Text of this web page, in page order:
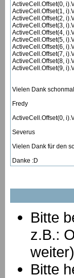
ActiveCell.Offset(0,
ActiveCell.Offset(1,
ActiveCell.Offset(2,
ActiveCell.Offset(3,
ActiveCell.Offset(4,
ActiveCell.Offset(5,
ActiveCell.Offset(6,
ActiveCell.Offset(7,
ActiveCell.Offset(8,
ActiveCell.Offset(9,
Vielen Dank
Fredy
ActiveCell.Offset(0,
Severus
Vielen Dank für den
Danke :D
Bitte
z.B.:
weiter)
Bitte